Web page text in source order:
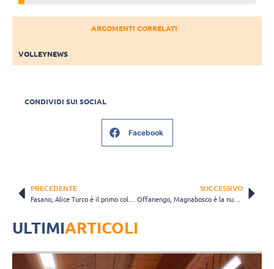
ARGOMENTI CORRELATI
VOLLEYNEWS
CONDIVIDI SUI SOCIAL
Facebook
PRECEDENTE
Fasano, Alice Turco è il primo colpo di mercato: “Porto esperienza ed energia”
SUCCESSIVO
Offanengo, Magnabosco è la nuova palleggiatrice: “Io e il club condividiamo gli stessi obiettivi”
ULTIMIARTICOLI